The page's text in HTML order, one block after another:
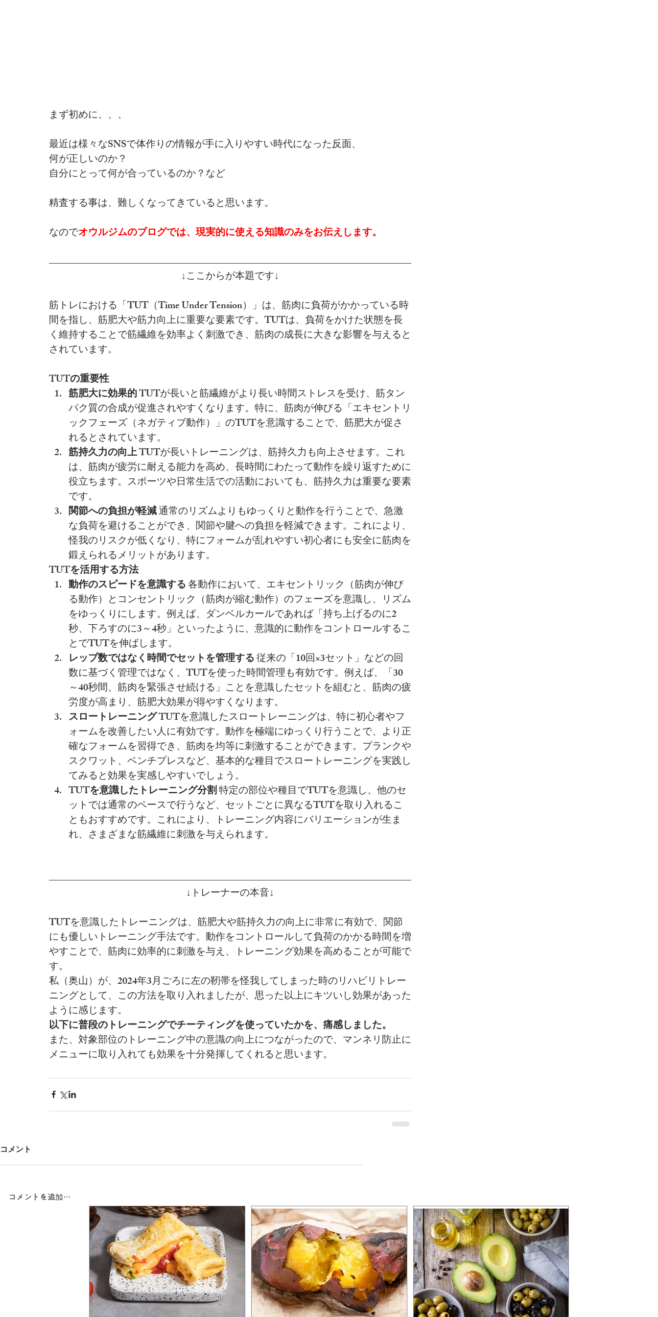
まず初めに、、、
最近は様々なSNSで体作りの情報が手に入りやすい時代になった反面、
何が正しいのか？
自分にとって何が合っているのか？など
精査する事は、難しくなってきていると思います。
なのでオウルジムのブログでは、現実的に使える知識のみをお伝えします。
↓ここからが本題です↓
筋トレにおける「TUT（Time Under Tension）」は、筋肉に負荷がかかっている時
間を指し、筋肥大や筋力向上に重要な要素です。TUTは、負荷をかけた状態を長
く維持することで筋繊維を効率よく刺激でき、筋肉の成長に大きな影響を与えると
されています。
TUTの重要性
筋肥大に効果的 TUTが長いと筋繊維がより長い時間ストレスを受け、筋タン
パク質の合成が促進されやすくなります。特に、筋肉が伸びる「エキセントリ
ックフェーズ（ネガティブ動作）」のTUTを意識することで、筋肥大が促さ
れるとされています。
筋持久力の向上 TUTが長いトレーニングは、筋持久力も向上させます。これ
は、筋肉が疲労に耐える能力を高め、長時間にわたって動作を繰り返すために
役立ちます。スポーツや日常生活での活動においても、筋持久力は重要な要素
です。
関節への負担が軽減 通常のリズムよりもゆっくりと動作を行うことで、急激
な負荷を避けることができ、関節や腱への負担を軽減できます。これにより、
怪我のリスクが低くなり、特にフォームが乱れやすい初心者にも安全に筋肉を
鍛えられるメリットがあります。
TUTを活用する方法
動作のスピードを意識する 各動作において、エキセントリック（筋肉が伸び
る動作）とコンセントリック（筋肉が縮む動作）のフェーズを意識し、リズム
をゆっくりにします。例えば、ダンベルカールであれば「持ち上げるのに2
秒、下ろすのに3～4秒」といったように、意識的に動作をコントロールするこ
とでTUTを伸ばします。
レップ数ではなく時間でセットを管理する 従来の「10回×3セット」などの回
数に基づく管理ではなく、TUTを使った時間管理も有効です。例えば、「30
～40秒間、筋肉を緊張させ続ける」ことを意識したセットを組むと、筋肉の疲
労度が高まり、筋肥大効果が得やすくなります。
スロートレーニング TUTを意識したスロートレーニングは、特に初心者やフ
ォームを改善したい人に有効です。動作を極端にゆっくり行うことで、より正
確なフォームを習得でき、筋肉を均等に刺激することができます。プランクや
スクワット、ベンチプレスなど、基本的な種目でスロートレーニングを実践し
てみると効果を実感しやすいでしょう。
TUTを意識したトレーニング分割 特定の部位や種目でTUTを意識し、他のセ
ットでは通常のペースで行うなど、セットごとに異なるTUTを取り入れるこ
ともおすすめです。これにより、トレーニング内容にバリエーションが生ま
れ、さまざまな筋繊維に刺激を与えられます。
↓トレーナーの本音↓
TUTを意識したトレーニングは、筋肥大や筋持久力の向上に非常に有効で、関節
にも優しいトレーニング手法です。動作をコントロールして負荷のかかる時間を増
やすことで、筋肉に効率的に刺激を与え、トレーニング効果を高めることが可能で
す。
私（奥山）が、2024年3月ごろに左の靭帯を怪我してしまった時のリハビリトレー
ニングとして、この方法を取り入れましたが、思った以上にキツいし効果があった
ように感じます。
以下に普段のトレーニングでチーティングを使っていたかを、痛感しました。
また、対象部位のトレーニング中の意識の向上につながったので、マンネリ防止に
メニューに取り入れても効果を十分発揮してくれると思います。
コメント
コメントを追加…